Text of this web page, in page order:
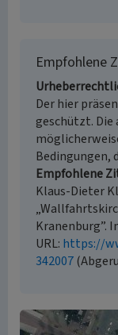
Empfohlene
Der hier
geschützt.
Bedingungen,
Empfohlene
Klaus-Dieter
Kranenburg”.
URL: https://
342007